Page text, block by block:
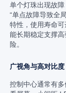
单个灯珠出现故
“单点故障导致全
特性，使用寿命
能长期稳定支撑
险。​
广视角与高对比
控制中心通常有